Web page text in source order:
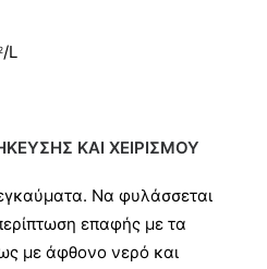
/L
ΚΑΙ ΧΕΙΡΙΣΜΟΥ
Να φυλάσσεται
επαφής με τα
με άφθονο νερό και